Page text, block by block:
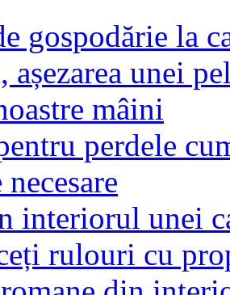
gospodărie la
așezarea unei
mâini
perdele
interiorul unei
rulouri cu